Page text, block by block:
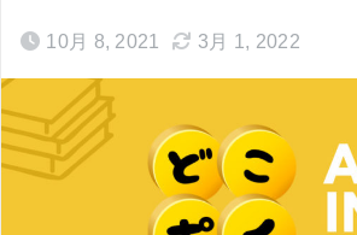
10月 8, 2021 3月 1, 2022